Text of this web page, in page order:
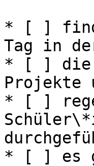
* [ ]
Tag in
* [ ] die
Projekte
* [ ]
* [ ] es